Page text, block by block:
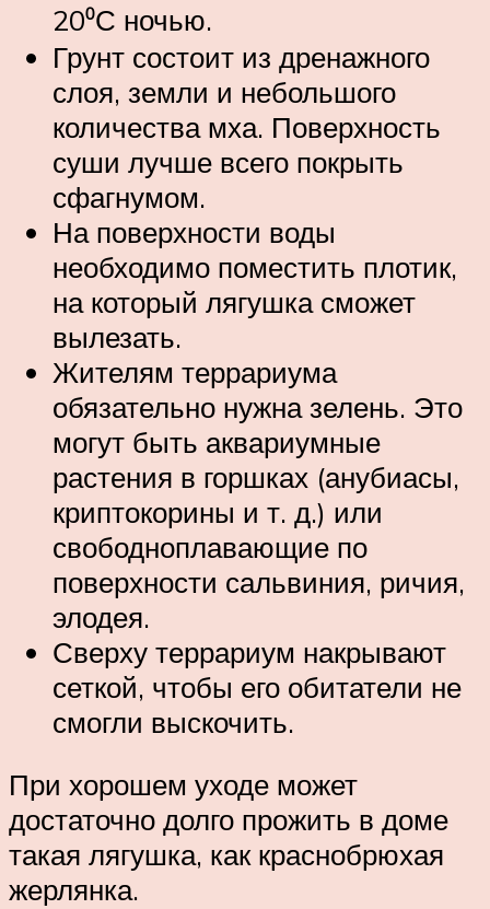
20⁰С ночью.
Грунт состоит из дренажного
слоя, земли и небольшого
количества мха. Поверхность
суши лучше всего покрыть
сфагнумом.
На поверхности воды
необходимо поместить плотик,
на который лягушка сможет
вылезать.
Жителям террариума
обязательно нужна зелень. Это
могут быть аквариумные
растения в горшках (анубиасы,
криптокорины и т. д.) или
свободноплавающие по
поверхности сальвиния, ричия,
элодея.
Сверху террариум накрывают
сеткой, чтобы его обитатели не
смогли выскочить.
При хорошем уходе может
достаточно долго прожить в доме
такая лягушка, как краснобрюхая
жерлянка.